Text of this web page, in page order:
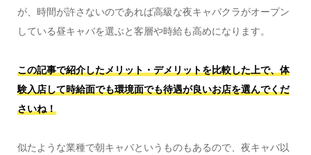
が、時間が許さないのであれば高級な夜キャバクラがオープン
している昼キャバを選ぶと客層や時給も高めになります。
この記事で紹介したメリット・デメリットを比較した上で、体
験入店して時給面でも環境面でも待遇が良いお店を選んでくだ
さいね！
似たような業種で朝キャバというものもあるので、夜キャバ以